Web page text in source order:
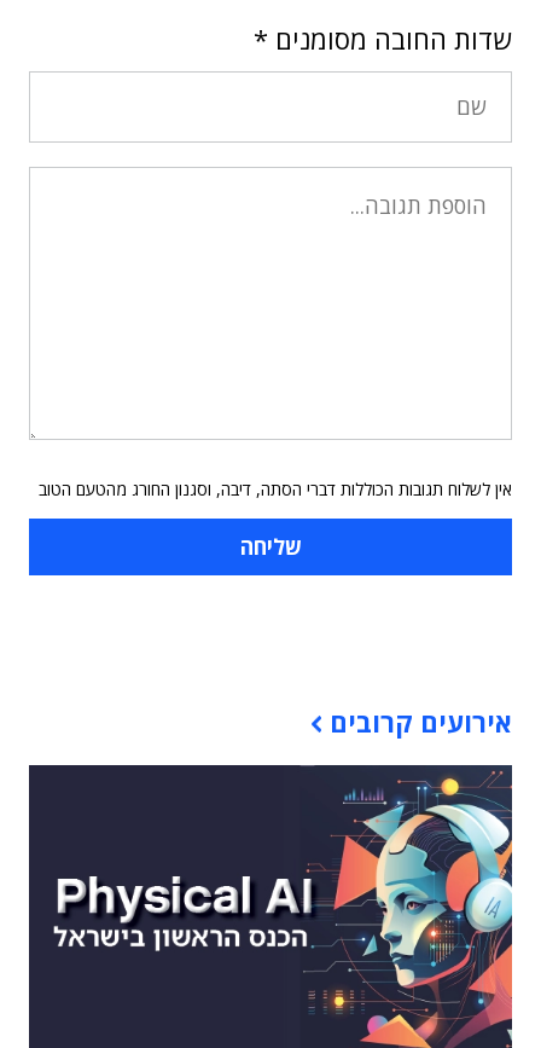
שדות החובה מסומנים *
אין לשלוח תגובות הכוללות דברי הסתה, דיבה, וסגנון החורג מהטעם הטוב
אירועים קרובים